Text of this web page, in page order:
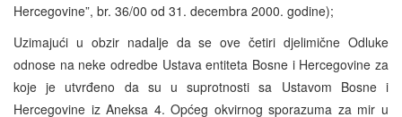
Hercegovine”, br. 36/00 od 31. decembra 2000. godine);
Uzimajući u obzir nadalje da se ove četiri djelimične Odluke
odnose na neke odredbe Ustava entiteta Bosne i Hercegovine za
koje je utvrđeno da su u suprotnosti sa Ustavom Bosne i
Hercegovine iz Aneksa 4. Općeg okvirnog sporazuma za mir u